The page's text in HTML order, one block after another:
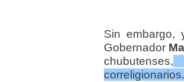
Sin embargo,
Gobernador
chubutenses,
correligionarios.